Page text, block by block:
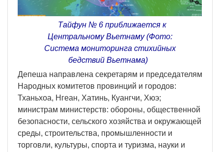
Тайфун № 6 приближается к
Центральному Вьетнаму (Фото:
Система мониторинга стихийных
бедствий Вьетнама)
Депеша направлена секретарям и председателям
Народных комитетов провинций и городов:
Тханьхоа, Нгеан, Хатинь, Куангчи, Хюэ;
министрам министерств: обороны, общественной
безопасности, сельского хозяйства и окружающей
среды, строительства, промышленности и
торговли, культуры, спорта и туризма, науки и